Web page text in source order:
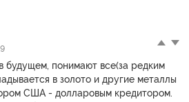
будущем, понимают все(за редким
в золото и другие металлы
США - долларовым кредитором.